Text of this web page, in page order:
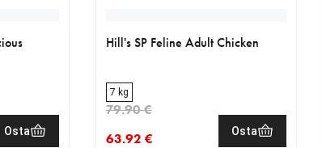
Osta
Hill's SP Feline Adult Chicken
7 kg
63.92 €
79.90 €
Osta